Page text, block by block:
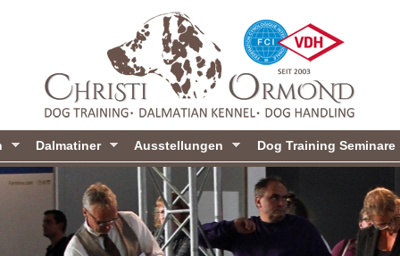
Direkt
zum
Inhalt
Dalmatiner Ausstellungen Dog Training Seminare